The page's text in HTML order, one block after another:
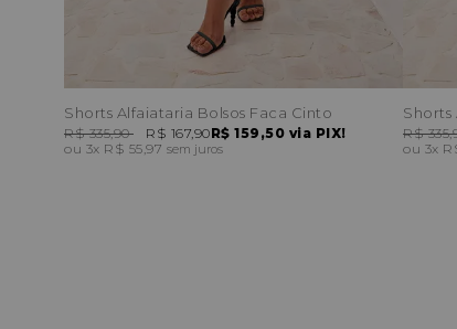
Shorts Alfaiataria Bolsos Faca Cinto
R$ 159,50 via PIX!
R$ 335,90
R$ 167,90
3x R$ 55,97 sem juros
Shorts
R$
3x